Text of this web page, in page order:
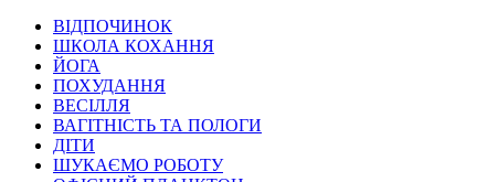
ВІДПОЧИНОК
ШКОЛА КОХАННЯ
ЙОГА
ПОХУДАННЯ
ВЕСІЛЛЯ
ВАГІТНІСТЬ ТА ПОЛОГИ
ДІТИ
ШУКАЄМО РОБОТУ